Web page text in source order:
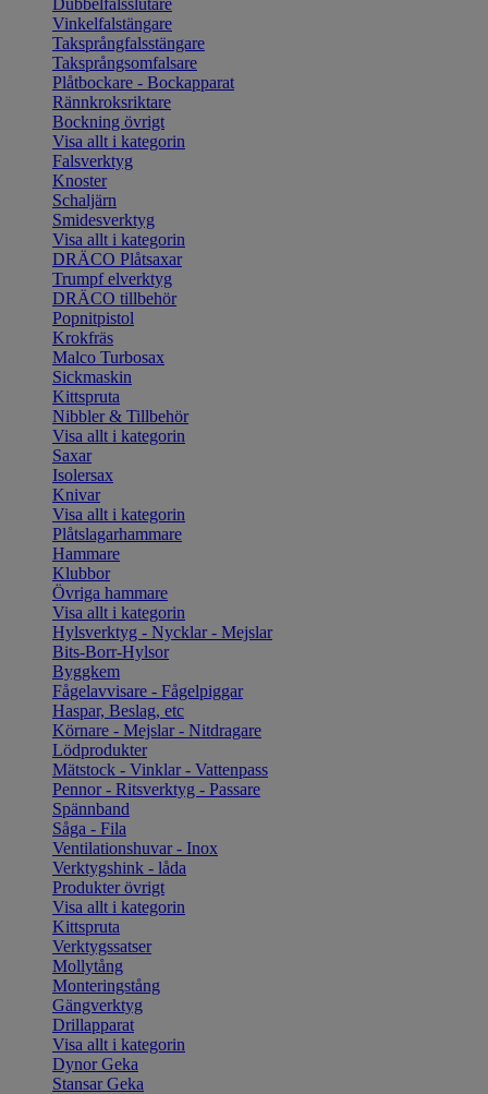
Dubbelfalsslutare
Vinkelfalstängare
Taksprångfalsstängare
Taksprångsomfalsare
Plåtbockare - Bockapparat
Rännkroksriktare
Bockning övrigt
Visa allt i kategorin
Falsverktyg
Knoster
Schaljärn
Smidesverktyg
Visa allt i kategorin
DRÄCO Plåtsaxar
Trumpf elverktyg
DRÄCO tillbehör
Popnitpistol
Krokfräs
Malco Turbosax
Sickmaskin
Kittspruta
Nibbler & Tillbehör
Visa allt i kategorin
Saxar
Isolersax
Knivar
Visa allt i kategorin
Plåtslagarhammare
Hammare
Klubbor
Övriga hammare
Visa allt i kategorin
Hylsverktyg - Nycklar - Mejslar
Bits-Borr-Hylsor
Byggkem
Fågelavvisare - Fågelpiggar
Haspar, Beslag, etc
Körnare - Mejslar - Nitdragare
Lödprodukter
Mätstock - Vinklar - Vattenpass
Pennor - Ritsverktyg - Passare
Spännband
Såga - Fila
Ventilationshuvar - Inox
Verktygshink - låda
Produkter övrigt
Visa allt i kategorin
Kittspruta
Verktygssatser
Mollytång
Monteringstång
Gängverktyg
Drillapparat
Visa allt i kategorin
Dynor Geka
Stansar Geka